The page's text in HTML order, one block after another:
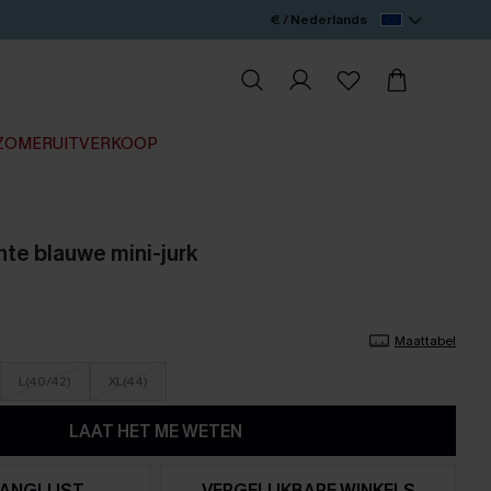
€ / Nederlands
blauwe mini-jurk
Maattabel
L(40/42) XL(44)
LAAT HET ME WETEN